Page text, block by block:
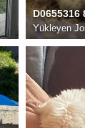
Yükleyen